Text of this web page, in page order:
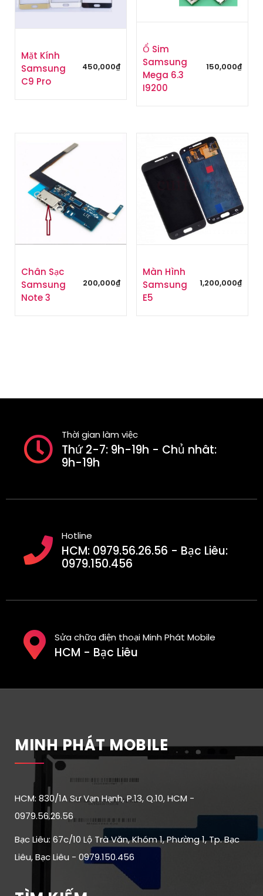
Mặt Kính
Samsung
C9 Pro
450,000₫
Ổ Sim
Samsung
Mega 6.3
I9200
150,000₫
Chân Sạc
Samsung
Note 3
200,000₫
Màn Hình
Samsung
E5
1,200,000₫
Thời gian làm việc
Thứ 2-7: 9h-19h - Chủ nhât:
9h-19h
Hotline
HCM: 0979.56.26.56 - Bạc Liêu:
0979.150.456
Sửa chữa điện thoại Minh Phát Mobile
HCM - Bạc Liêu
MINH PHÁT MOBILE
HCM: 830/1A Sư Vạn Hạnh, P.13, Q.10, HCM -
0979.56.26.56
Bạc Liêu: 67c/10 Lộ Trà Văn, Khóm 1, Phường 1, Tp. Bạc
Liêu, Bạc Liêu - 0979.150.456